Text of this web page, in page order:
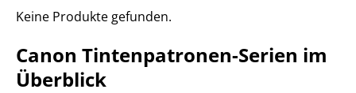
Keine Produkte gefunden.
Canon Tintenpatronen-Serien im
Überblick